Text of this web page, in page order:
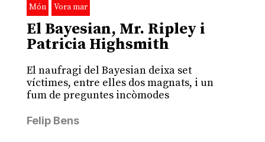
Món Vora mar
El Bayesian, Mr. Ripley i
Patricia Highsmith
El naufragi del Bayesian deixa set
víctimes, entre elles dos magnats, i un
fum de preguntes incòmodes
Felip Bens